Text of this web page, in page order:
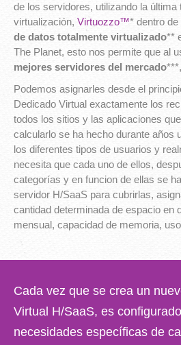
de los servidores, utilizando la última
virtualización, Virtuozzo™* dentro de
de datos totalmente virtualizado**
The Planet, esto nos permite que al
mejores servidores del mercado***,
Podemos asignarles desde el
Dedicado Virtual exactamente los
todos los sitios y las aplicaciones
calcularlo se ha hecho durante años
los diferentes tipos de usuarios y
necesita que cada uno de ellos,
categorías y en funcion de ellas se
servidor H/SaaS para cubrirlas,
cantidad determinada de espacio en
mensual, capacidad de memoria,
Cada vez que se crea un
Virtual H/SaaS, es
necesidades específicas de